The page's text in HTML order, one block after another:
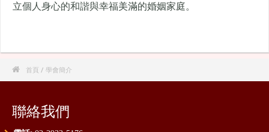
立個人身心的和諧與幸福美滿的婚姻家庭。
 首頁 / 學會簡介
聯絡我們